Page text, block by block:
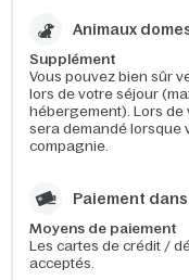
Animaux
Supplément
Vous pouvez bien sûr
lors de votre séjour
hébergement). Lors de
sera demandé lorsque
compagnie.
Paiement
Moyens de paiement
Les cartes de crédit /
acceptés.